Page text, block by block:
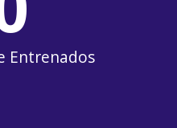
Entrenados